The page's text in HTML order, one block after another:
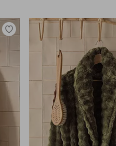
Lisää
suosikkeihin